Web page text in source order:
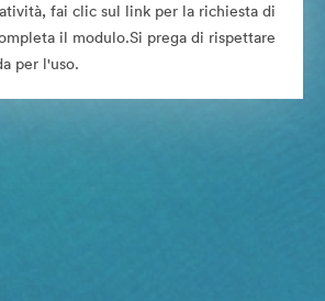
fai clic sul link per la richiesta di
il modulo.Si prega di rispettare
per l'uso.